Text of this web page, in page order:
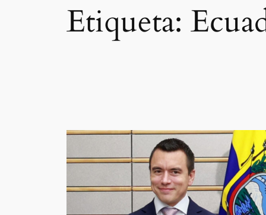
Etiqueta: